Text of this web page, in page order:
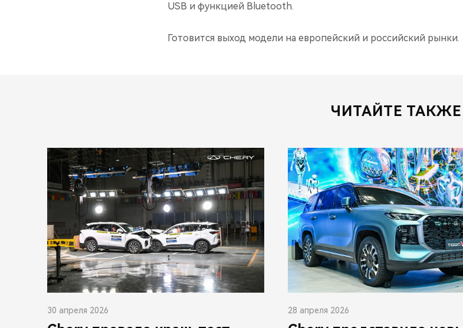
USB и функцией Bluetooth.
Готовится выход модели на европейский и российский рынки.
ЧИТАЙТЕ ТАКЖЕ
30 апреля 2026 28 апреля 2026